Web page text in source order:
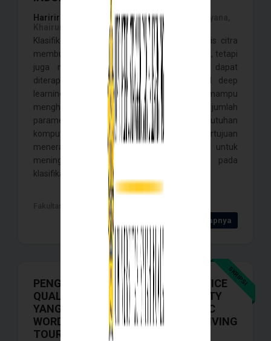
Hariririski,
Irvanizam, Elly Sufriadi, Asep Rusyana,
Klasifikasi tanaman herbal Indonesia berbasis citra
membutuhkan model yang tidak hanya akurat, tetapi
juga memiliki kompleksitas rendah agar dapat
diterapkan pada perangkat mobile. Model deep
learning berkapasitas besar umumnya mampu
menghasilkan performa tinggi, tetapi memiliki jumlah
parameter, ukuran penyimpanan, dan kebutuhan
komputasi yang besar. Penelitian ini bertujuan
menerapkan Knowledge Distillation untuk
meningkatkan performa model ringan pada
klasifikasi tanaman herbal Indonesia meng . . . .
Fakultas mipa , Banda Aceh - 2026
Detail Selengkapnya
SKRIPSI
PENGARUH BRAND LOVE DAN SERVICE
QUALITY TERHADAP BRAND LOYALTY
YANG DIMEDIASI OLEH ELECTRONIC
WORD OF MOUTH (E-WOM) PADA DIVING
TOURISM KOTA SABANG